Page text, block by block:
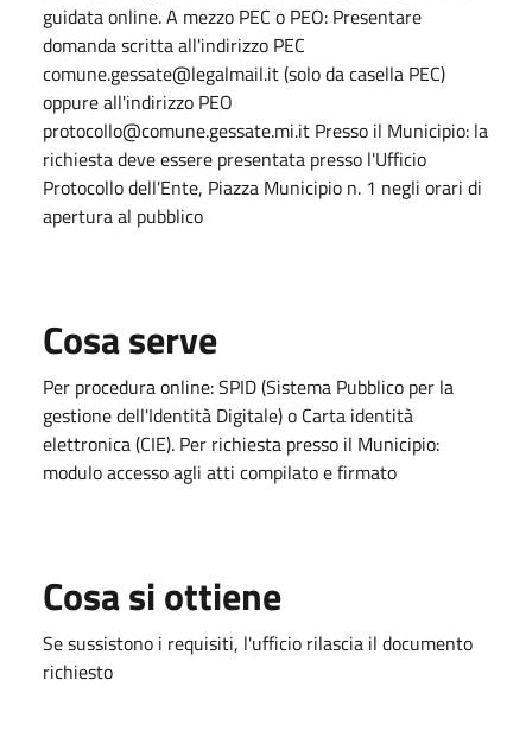
guidata online. A mezzo PEC o PEO: Presentare
domanda scritta all'indirizzo PEC
comune.gessate@legalmail.it (solo da casella PEC)
oppure all'indirizzo PEO
protocollo@comune.gessate.mi.it Presso il Municipio: la
richiesta deve essere presentata presso l'Ufficio
Protocollo dell'Ente, Piazza Municipio n. 1 negli orari di
apertura al pubblico
Cosa serve
Per procedura online: SPID (Sistema Pubblico per la
gestione dell'Identità Digitale) o Carta identità
elettronica (CIE). Per richiesta presso il Municipio:
modulo accesso agli atti compilato e firmato
Cosa si ottiene
Se sussistono i requisiti, l'ufficio rilascia il documento
richiesto